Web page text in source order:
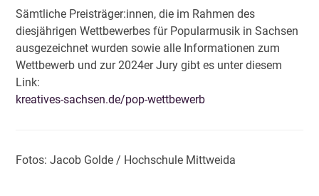
Sämtliche Preisträger:innen, die im Rahmen des
diesjährigen Wettbewerbes für Popularmusik in Sachsen
ausgezeichnet wurden sowie alle Informationen zum
Wettbewerb und zur 2024er Jury gibt es unter diesem
Link:
kreatives-sachsen.de/pop-wettbewerb
Fotos: Jacob Golde / Hochschule Mittweida